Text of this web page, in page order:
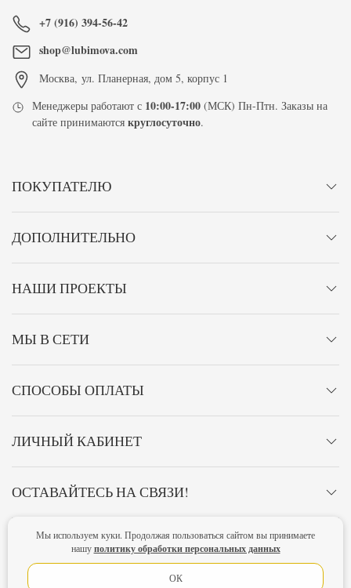
+7 (916) 394-56-42
shop@lubimova.com
Москва, ул. Планерная, дом 5, корпус 1
Менеджеры работают с 10:00-17:00 (МСК) Пн-Птн. Заказы на
сайте принимаютсякруглосуточно.
ПОКУПАТЕЛЮ
ДОПОЛНИТЕЛЬНО
НАШИ ПРОЕКТЫ
МЫ В СЕТИ
СПОСОБЫ ОПЛАТЫ
ЛИЧНЫЙ КАБИНЕТ
ОСТАВАЙТЕСЬ НА СВЯЗИ!
Главная Политика конфиденциальности Оферта Новости
Lubimova.com. Все права защищены.
Мы используем куки. Продолжая пользоваться сайтом вы принимаете
нашуполитику обработки персональных данных
ОК